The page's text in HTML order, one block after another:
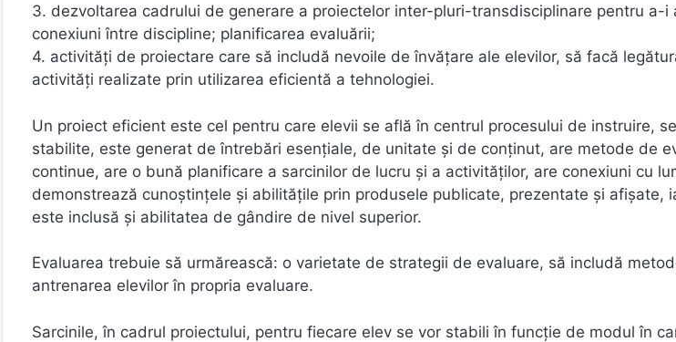
3. dezvoltarea cadrului de generare a proiectelor inter-pluri-transdisciplinare pentru a-i
conexiuni între discipline; planificarea evaluării;
4. activităţi de proiectare care să includă nevoile de învăţare ale elevilor, să facă
activităţi realizate prin utilizarea eficientă a tehnologiei.
Un proiect eficient este cel pentru care elevii se află în centrul procesului de instruire,
stabilite, este generat de întrebări esenţiale, de unitate şi de conţinut, are metode de
continue, are o bună planificare a sarcinilor de lucru şi a activităţilor, are conexiuni cu
demonstrează cunoştinţele şi abilităţile prin produsele publicate, prezentate şi afişate,
este inclusă şi abilitatea de gândire de nivel superior.
Evaluarea trebuie să urmărească: o varietate de strategii de evaluare, să includă
antrenarea elevilor în propria evaluare.
Sarcinile, în cadrul proiectului, pentru fiecare elev se vor stabili în funcţie de modul în